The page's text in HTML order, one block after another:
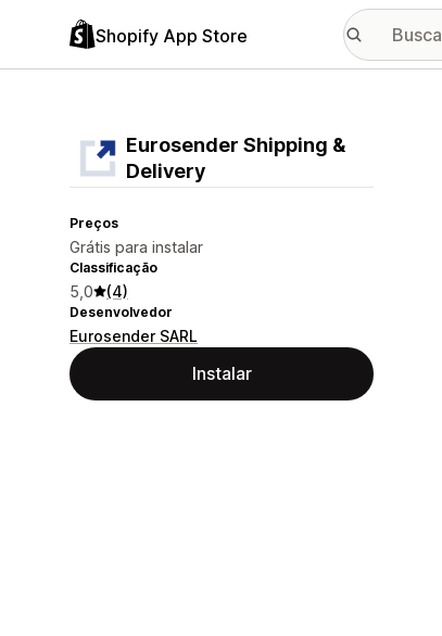
Shopify App Store
Eurosender Shipping &
Delivery
Preços
Grátis para instalar
Classificação
5,0 (4)
Desenvolvedor
Eurosender SARL
Instalar